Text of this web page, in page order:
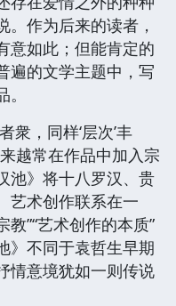
作为后来的读者，
意如此；但能肯定的
遍的文学主题中，写
衆，同样‘层次’丰
越常在作品中加入宗
池》将十八罗汉、贵
艺术创作联系在一
教”“艺术创作的本质”
》不同于袁哲生早期
情意境犹如一则传说